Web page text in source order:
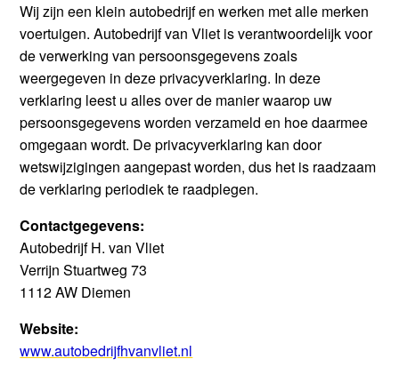
Wij zijn een klein autobedrijf en werken met alle merken
voertuigen. Autobedrijf van Vliet is verantwoordelijk voor
de verwerking van persoonsgegevens zoals
weergegeven in deze privacyverklaring. In deze
verklaring leest u alles over de manier waarop uw
persoonsgegevens worden verzameld en hoe daarmee
omgegaan wordt. De privacyverklaring kan door
wetswijzigingen aangepast worden, dus het is raadzaam
de verklaring periodiek te raadplegen.
Contactgegevens:
Autobedrijf H. van Vliet
Verrijn Stuartweg 73
1112 AW Diemen
Website:
www.autobedrijfhvanvliet.nl